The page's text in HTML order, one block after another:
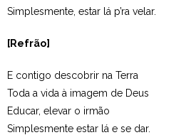
Simplesmente, estar lá p’ra velar.
[Refrão]
E contigo descobrir na Terra
Toda a vida à imagem de Deus
Educar, elevar o irmão
Simplesmente estar lá e se dar.